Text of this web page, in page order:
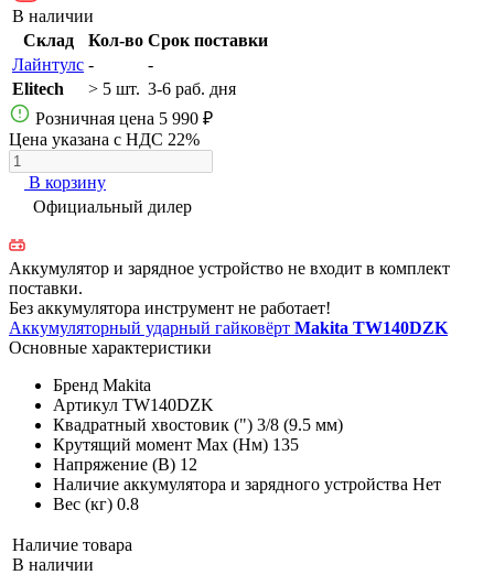
В наличии
Склад
Кол-во Срок поставки
Лайнтулс -
-
Elitech
> 5 шт. 3-6 раб. дня
Розничная цена 5 990 ₽
Цена указана с НДС 22%
В корзину
Официальный дилер
Аккумулятор и зарядное устройство не входит в комплект
поставки.
Без аккумулятора инструмент не работает!
Аккумуляторный ударный гайковёрт Makita TW140DZK
Основные характеристики
Бренд Makita
Артикул TW140DZK
Квадратный хвостовик (") 3/8 (9.5 мм)
Крутящий момент Max (Нм) 135
Напряжение (В) 12
Наличие аккумулятора и зарядного устройства Нет
Вес (кг) 0.8
Наличие товара
В наличии